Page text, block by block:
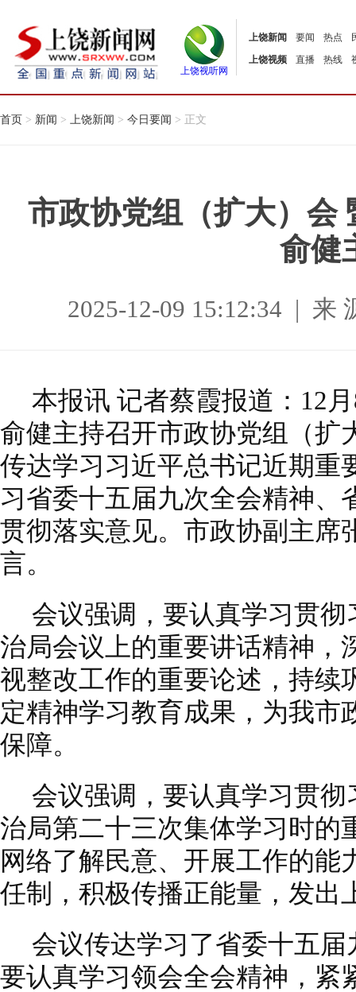
上饶视听网
上饶新闻 要闻 热点
上饶视频
直播 热线
首页 > 新闻 > 上饶新闻 > 今日要闻 > 正文
市政协党组（扩大）会
俞健
2025-12-09 15:12:34 | 来
本报讯 记者蔡霞报道：12
俞健主持召开市政协党组（扩
传达学习习近平总书记近期重
习省委十五届九次全会精神、
贯彻落实意见。市政协副主席
言。
会议强调，要认真学习贯
治局会议上的重要讲话精神，
视整改工作的重要论述，持续
定精神学习教育成果，为我市
保障。
会议强调，要认真学习贯
治局第二十三次集体学习时的
网络了解民意、开展工作的
任制，积极传播正能量，发出
会议传达学习了省委十五
要认真学习领会全会精神，紧